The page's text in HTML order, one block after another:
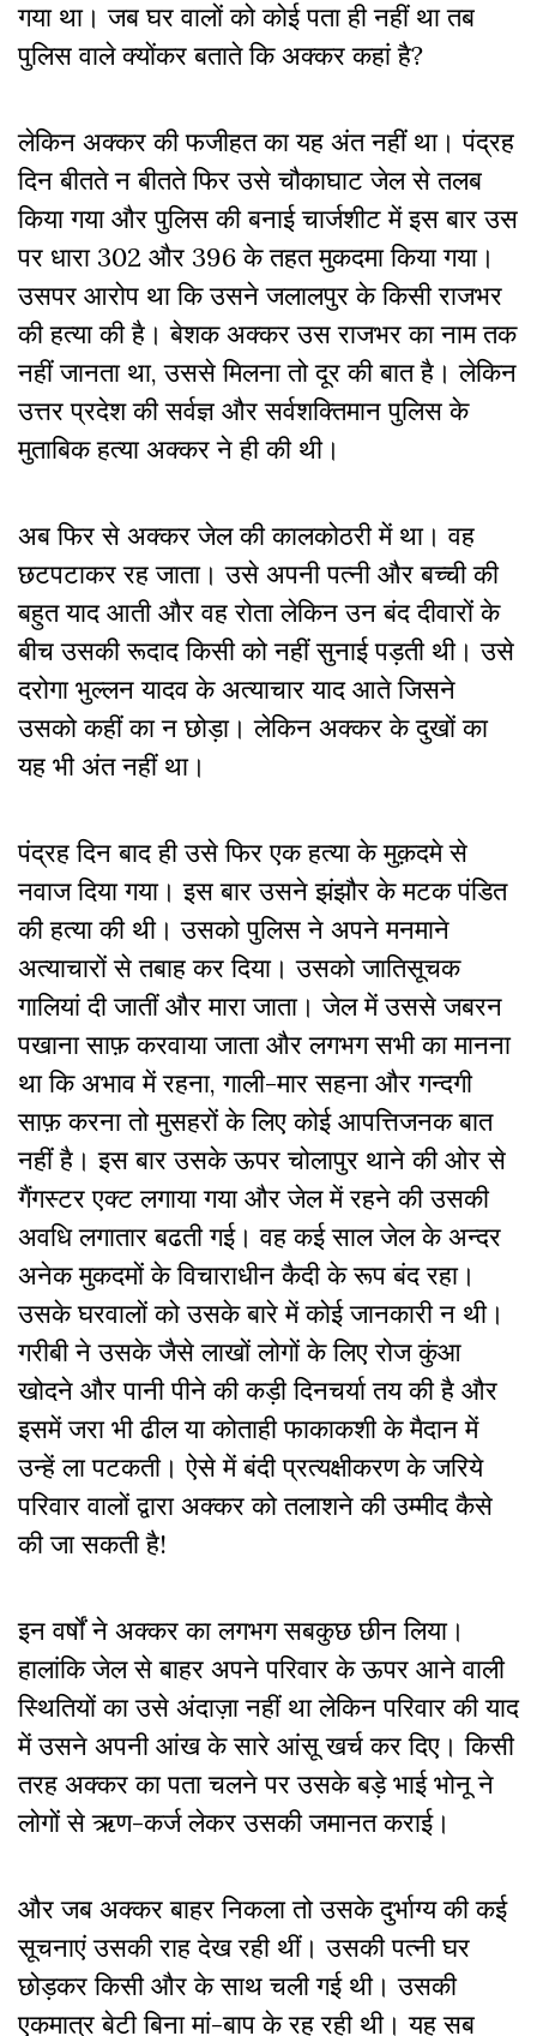
गया था। जब घर वालों को कोई पता ही नहीं था तब
पुलिस वाले क्योंकर बताते कि अक्कर कहां है?
लेकिन अक्कर की फजीहत का यह अंत नहीं था। पंद्रह
दिन बीतते न बीतते फिर उसे चौकाघाट जेल से तलब
किया गया और पुलिस की बनाई चार्जशीट में इस बार उस
पर धारा 302 और 396 के तहत मुकदमा किया गया।
उसपर आरोप था कि उसने जलालपुर के किसी राजभर
की हत्या की है। बेशक अक्कर उस राजभर का नाम तक
नहीं जानता था, उससे मिलना तो दूर की बात है। लेकिन
उत्तर प्रदेश की सर्वज्ञ और सर्वशक्तिमान पुलिस के
मुताबिक हत्या अक्कर ने ही की थी।
अब फिर से अक्कर जेल की कालकोठरी में था। वह
छटपटाकर रह जाता। उसे अपनी पत्नी और बच्ची की
बहुत याद आती और वह रोता लेकिन उन बंद दीवारों के
बीच उसकी रूदाद किसी को नहीं सुनाई पड़ती थी। उसे
दरोगा भुल्लन यादव के अत्याचार याद आते जिसने
उसको कहीं का न छोड़ा। लेकिन अक्कर के दुखों का
यह भी अंत नहीं था।
पंद्रह दिन बाद ही उसे फिर एक हत्या के मुक़दमे से
नवाज दिया गया। इस बार उसने झंझौर के मटक पंडित
की हत्या की थी। उसको पुलिस ने अपने मनमाने
अत्याचारों से तबाह कर दिया। उसको जातिसूचक
गालियां दी जातीं और मारा जाता। जेल में उससे जबरन
पखाना साफ़ करवाया जाता और लगभग सभी का मानना
था कि अभाव में रहना, गाली-मार सहना और गन्दगी
साफ़ करना तो मुसहरों के लिए कोई आपत्तिजनक बात
नहीं है। इस बार उसके ऊपर चोलापुर थाने की ओर से
गैंगस्टर एक्ट लगाया गया और जेल में रहने की उसकी
अवधि लगातार बढती गई। वह कई साल जेल के अन्दर
अनेक मुकदमों के विचाराधीन कैदी के रूप बंद रहा।
उसके घरवालों को उसके बारे में कोई जानकारी न थी।
गरीबी ने उसके जैसे लाखों लोगों के लिए रोज कुंआ
खोदने और पानी पीने की कड़ी दिनचर्या तय की है और
इसमें जरा भी ढील या कोताही फाकाकशी के मैदान में
उन्हें ला पटकती। ऐसे में बंदी प्रत्यक्षीकरण के जरिये
परिवार वालों द्वारा अक्कर को तलाशने की उम्मीद कैसे
की जा सकती है!
इन वर्षों ने अक्कर का लगभग सबकुछ छीन लिया।
हालांकि जेल से बाहर अपने परिवार के ऊपर आने वाली
स्थितियों का उसे अंदाज़ा नहीं था लेकिन परिवार की याद
में उसने अपनी आंख के सारे आंसू खर्च कर दिए। किसी
तरह अक्कर का पता चलने पर उसके बड़े भाई भोनू ने
लोगों से ऋण-कर्ज लेकर उसकी जमानत कराई।
और जब अक्कर बाहर निकला तो उसके दुर्भाग्य की कई
सूचनाएं उसकी राह देख रही थीं। उसकी पत्नी घर
छोड़कर किसी और के साथ चली गई थी। उसकी
एकमात्र बेटी बिना मां-बाप के रह रही थी। यह सब